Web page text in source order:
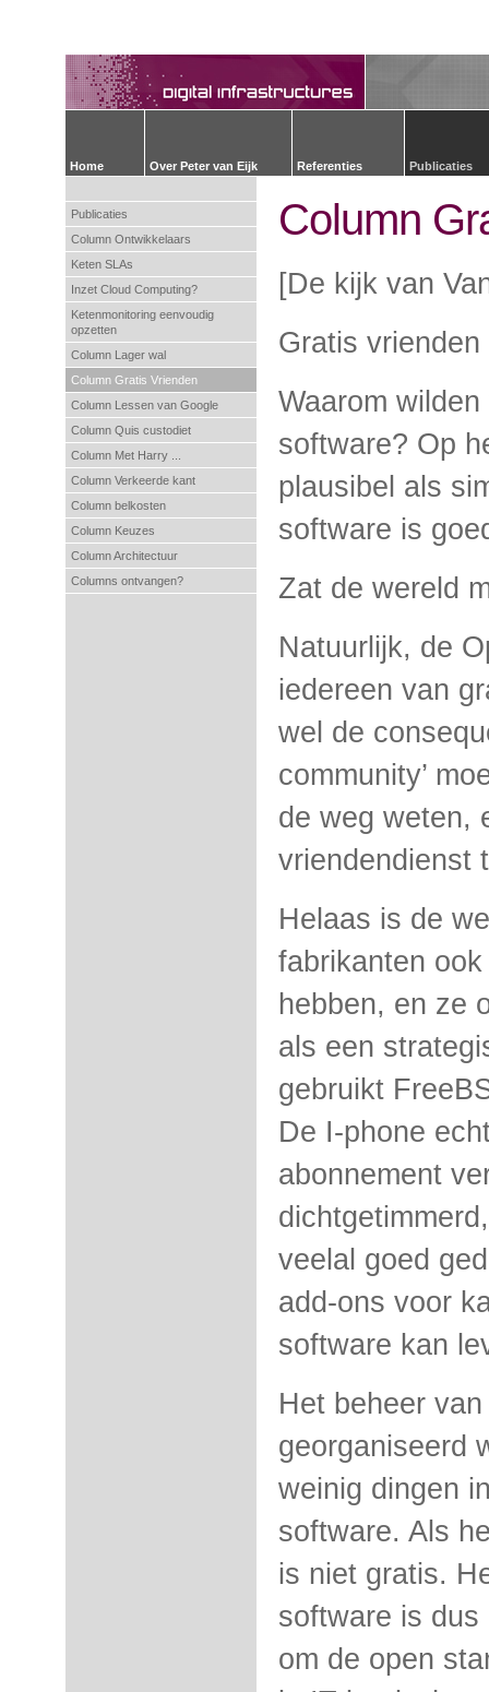
Home Over Peter van Eijk Referenties Publicaties
Publicaties
Column Ontwikkelaars
Keten SLAs
Inzet Cloud Computing?
Ketenmonitoring eenvoudig
opzetten
Column Lager wal
Column Gratis Vrienden
Column Lessen van Google
Column Quis custodiet
Column Met Harry ...
Column Verkeerde kant
Column belkosten
Column Keuzes
Column Architectuur
Columns ontvangen?
Column
[De kijk van
Gratis vrienden
Waarom
software? Op
plausibel als
software is
Zat de wereld
Natuurlijk, de
iedereen van
wel de
community’
de weg weten,
vriendendienst
Helaas is de
fabrikanten
hebben, en ze
als een
gebruikt
De I-phone
abonnement
veelal goed
add-ons voor
software kan
Het beheer
georganiseerd
weinig dingen
software. Als
is niet gratis.
software is
om de open